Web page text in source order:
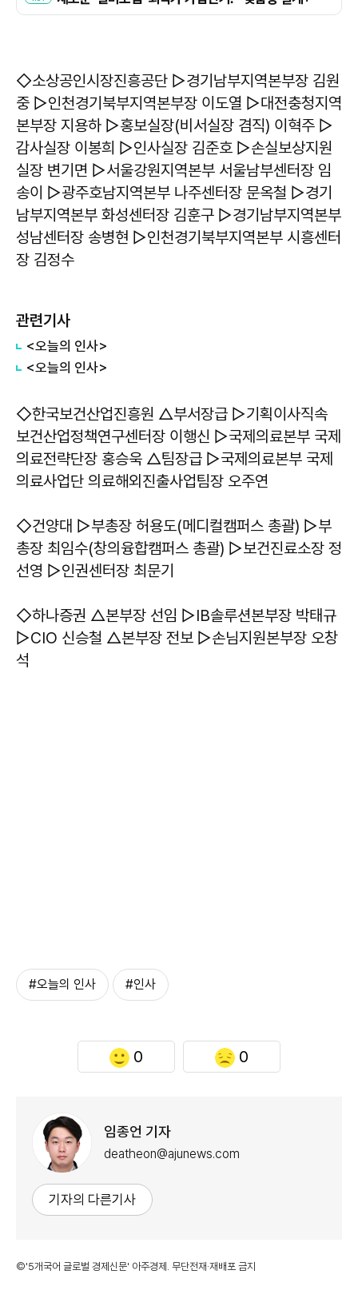
◇소상공인시장진흥공단 ▷경기남부지역본부장 김원
중 ▷인천경기북부지역본부장 이도열 ▷대전충청지역
본부장 지용하 ▷홍보실장(비서실장 겸직) 이혁주 ▷
감사실장 이봉희 ▷인사실장 김준호 ▷손실보상지원
실장 변기면 ▷서울강원지역본부 서울남부센터장 임
송이 ▷광주호남지역본부 나주센터장 문옥철 ▷경기
남부지역본부 화성센터장 김훈구 ▷경기남부지역본부
성남센터장 송병현 ▷인천경기북부지역본부 시흥센터
장 김정수
관련기사
<오늘의 인사>
<오늘의 인사>
◇한국보건산업진흥원 △부서장급 ▷기획이사직속
보건산업정책연구센터장 이행신 ▷국제의료본부 국제
의료전략단장 홍승욱 △팀장급 ▷국제의료본부 국제
의료사업단 의료해외진출사업팀장 오주연
◇건양대 ▷부총장 허용도(메디컬캠퍼스 총괄) ▷부
총장 최임수(창의융합캠퍼스 총괄) ▷보건진료소장 정
선영 ▷인권센터장 최문기
◇하나증권 △본부장 선임 ▷IB솔루션본부장 박태규
▷CIO 신승철 △본부장 전보 ▷손님지원본부장 오창
석
#오늘의 인사 #인사
0 0
임종언 기자
deatheon@ajunews.com
기자의 다른기사
©'5개국어 글로벌 경제신문' 아주경제. 무단전재·재배포 금지